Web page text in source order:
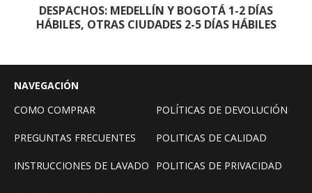
DESPACHOS: MEDELLÍN Y BOGOTÁ 1-2 DÍAS
HÁBILES, OTRAS CIUDADES 2-5 DÍAS HÁBILES
NAVEGACIÓN
COMO COMPRAR
POLÍTICAS DE DEVOLUCIÓN
PREGUNTAS FRECUENTES POLITICAS DE CALIDAD
INSTRUCCIONES DE LAVADO POLITICAS DE PRIVACIDAD